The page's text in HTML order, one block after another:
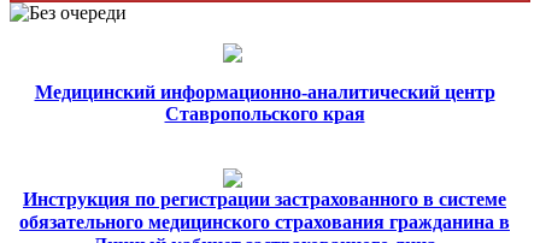
Медицинский информационно-аналитический центр
Ставропольского края
Инструкция по регистрации застрахованного в системе
обязательного медицинского страхования гражданина в